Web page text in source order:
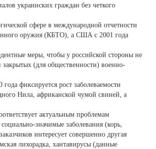
украинских граждан без четкого
сфере в международной отчетности
оружия (КБТО), а США с 2001 года
меры, чтобы у российской стороны не
закрытых (для общественности) военно-
фиксируется рост заболеваемости
Нила, африканской чумой свиней, а
актуальным проблемам
значимые заболевания (корь,
интересует совершенно другая
лихорадка, хантавирусы (данные